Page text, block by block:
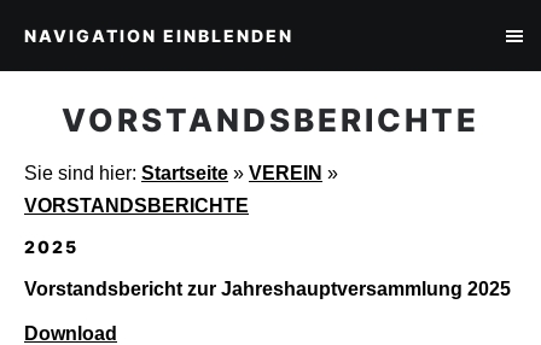
NAVIGATION EINBLENDEN
VORSTANDSBERICHTE
Sie sind hier: Startseite » VEREIN »
VORSTANDSBERICHTE
2025
Vorstandsbericht zur Jahreshauptversammlung 2025
Download